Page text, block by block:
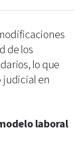
de los
lo que
judicial en
laboral